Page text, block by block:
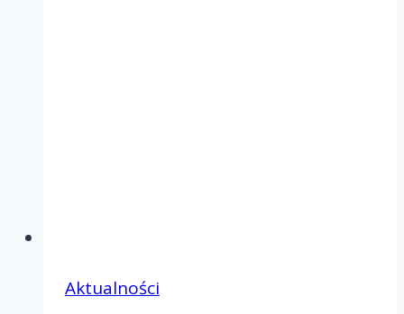
Aktualności